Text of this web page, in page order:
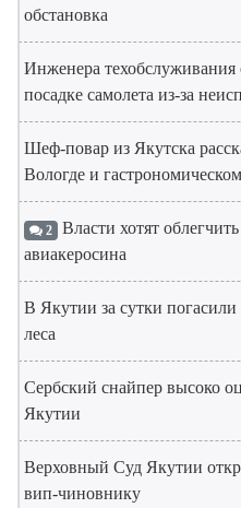
обстановка
Инженера
посадке самолета из-за
Шеф-повар из Якутска
Вологде и
2 Власти хотят
авиакеросина
В Якутии за сутки погасили
леса
Сербский снайпер высоко
Якутии
Верховный Суд Якутии
вип-чиновнику